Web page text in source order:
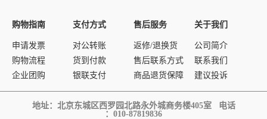
购物指南
申请发票
购物流程
企业团购
支付方式
对公转账
货到付款
银联支付
售后服务
返修/退换货
售后联系方式
商品退货保障
关于我们
公司简介
联系我们
建议投诉
地址：北京东城区西罗园北路永外城商务楼405室 电话
：010-87819836